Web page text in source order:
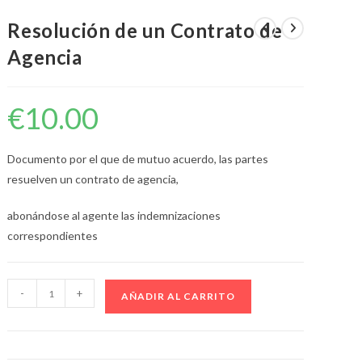
Resolución de un Contrato de
Agencia
€10.00
Documento por el que de mutuo acuerdo, las partes
resuelven un contrato de agencia,
abonándose al agente las indemnizaciones
correspondientes
Resolución
de
- + AÑADIR AL CARRITO